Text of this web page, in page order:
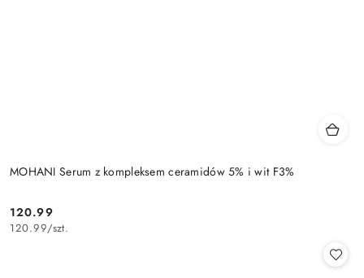
MOHANI Serum z kompleksem ceramidów 5% i wit F3%
Cena:
120.99
120.99/szt.